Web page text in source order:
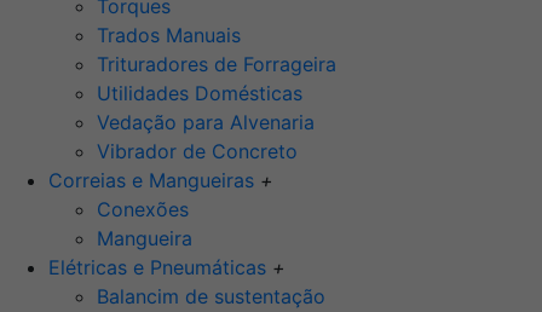
Torques
Trados Manuais
Trituradores de Forrageira
Utilidades Domésticas
Vedação para Alvenaria
Vibrador de Concreto
Correias e Mangueiras +
Conexões
Mangueira
Elétricas e Pneumáticas +
Balancim de sustentação